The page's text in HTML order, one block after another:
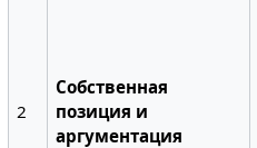
2
Собственная
позиция и
аргументация